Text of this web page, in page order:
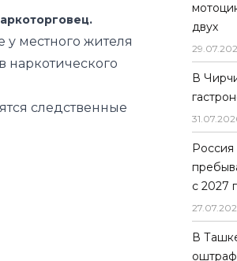
местного жителя
наркотического
следственные
двух
29.07.
В
31.07.
Россия
с 2027
27.07.
В